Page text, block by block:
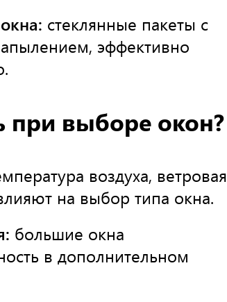
стеклянные пакеты с
эффективно
при выборе окон?
воздуха, ветровая
на выбор типа окна.
большие окна
в дополнительном